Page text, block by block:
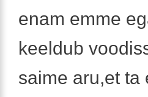
enam emme
keeldub
saime aru,et ta